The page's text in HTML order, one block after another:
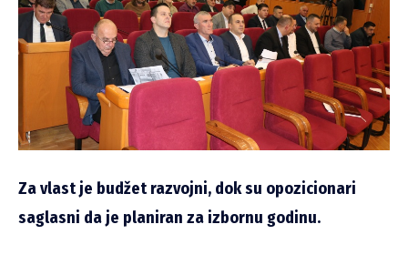
Za vlast je budžet razvojni, dok su opozicionari
saglasni da je planiran za izbornu godinu.